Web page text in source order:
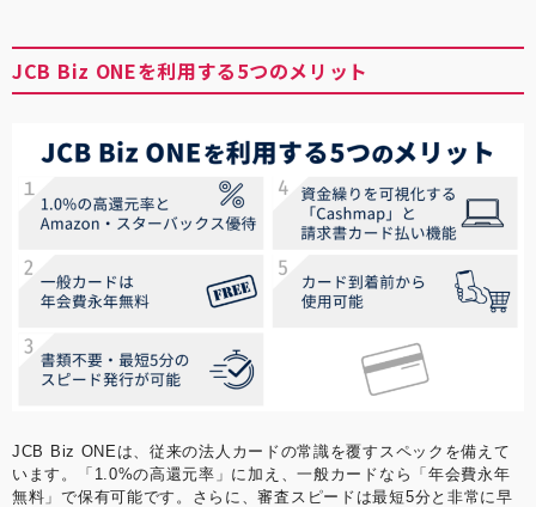
JCB Biz ONEを利用する5つのメリット
JCB Biz ONEは、従来の法人カードの常識を覆すスペックを備えて
います。「1.0%の高還元率」に加え、一般カードなら「年会費永年
無料」で保有可能です。さらに、審査スピードは最短5分と非常に早